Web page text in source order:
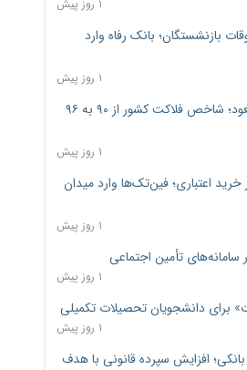
۱ روز پیش
همت معوقات بازنشستگان؛ بانک رفاه وارد
۱ روز پیش
فشار اقتصادی در مسیر صعود؛ شاخص فلاکت کشور از ۹۰ به ۹۶
۱ روز پیش
بازار خرید اعتباری؛ فین‌تک‌ها وارد میدان
۱ روز پیش
۱ روز پیش
برای دانشجویان تحصیلات تکمیلی
۱ روز پیش
افزایش سپرده قانونی با هدف